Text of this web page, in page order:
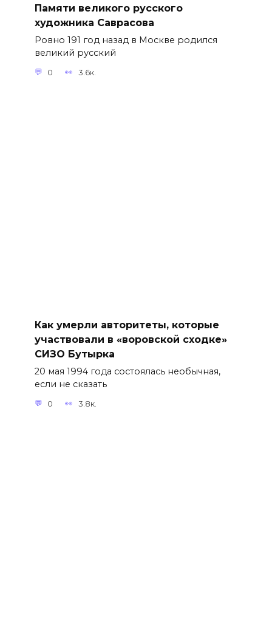
Памяти великого русского
художника Саврасова
Ровно 191 год назад в Москве родился
великий русский
0 3.6к.
Как умерли авторитеты, которые
участвовали в «воровской сходке»
СИЗО Бутырка
20 мая 1994 года состоялась необычная,
если не сказать
0 3.8к.